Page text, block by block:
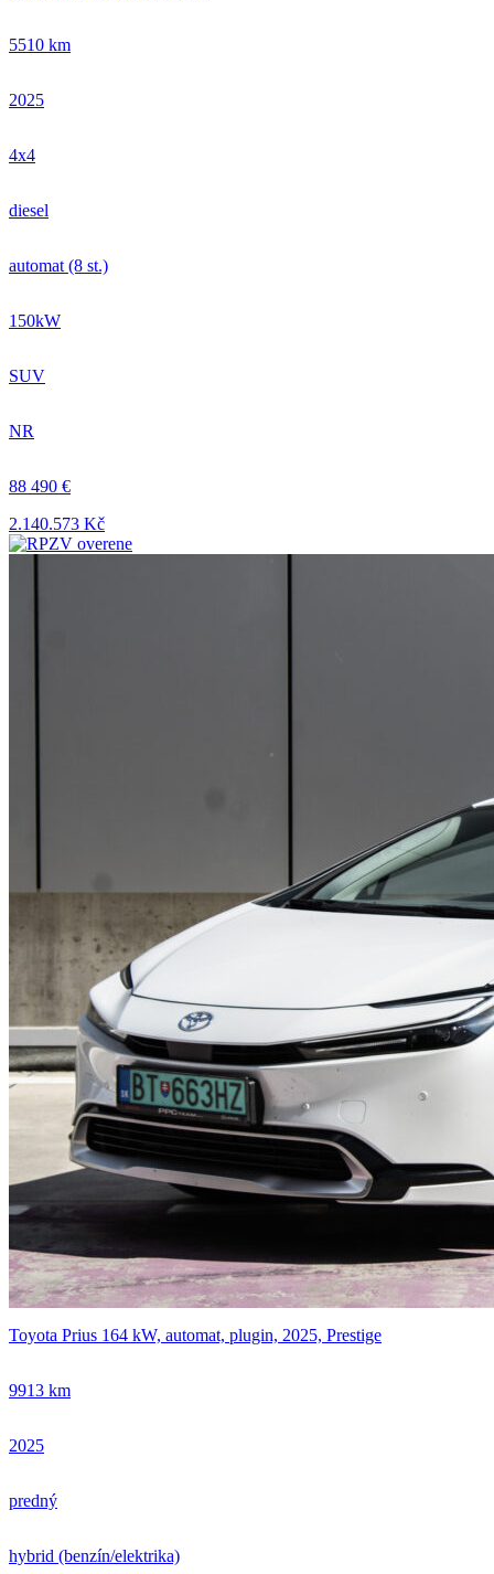
5510 km
2025
4x4
diesel
automat (8 st.)
150kW
SUV
NR
88 490 €
2.140.573 Kč
Toyota Prius 164 kW, automat, plugin, 2025, Prestige
9913 km
2025
predný
hybrid (benzín/elektrika)